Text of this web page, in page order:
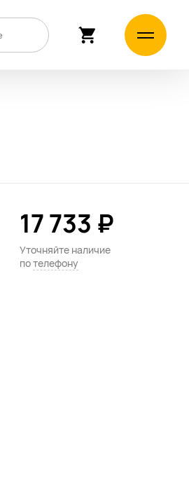
17 733 ₽
Уточняйте наличие
потелефону